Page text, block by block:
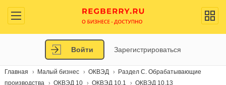
Войти Зарегистрироваться
Главная Малый бизнес ОКВЭД
Раздел C. Обрабатывающие
производства
ОКВЭД 10 ОКВЭД 10.1 ОКВЭД 10.13